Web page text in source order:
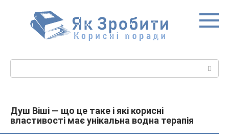
Душ Віші — що це таке і які корисні
властивості має унікальна водна терапія